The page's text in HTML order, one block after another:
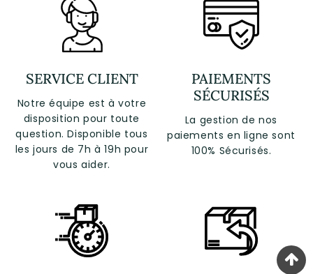
SERVICE CLIENT
Notre équipe est à votre
disposition pour toute
question. Disponible tous
les jours de 7h à 19h pour
vous aider.
PAIEMENTS
SÉCURISÉS
La gestion de nos
paiements en ligne sont
100% Sécurisés.